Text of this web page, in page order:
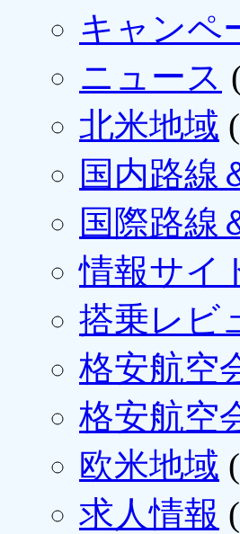
キャンペ
ニュース
北米地域
国内路線
国際路線
情報サイ
搭乗レビ
格安航空
格安航空
欧米地域
求人情報